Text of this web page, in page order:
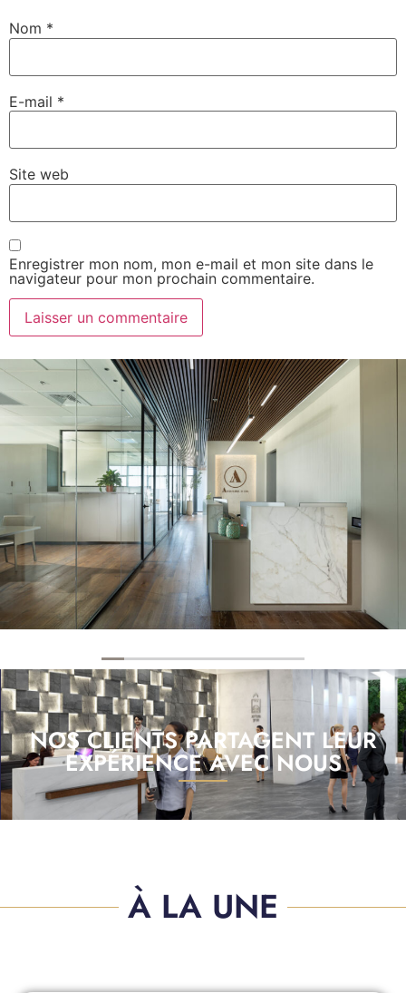
Nom *
E-mail *
Site web
Enregistrer mon nom, mon e-mail et mon site dans le
navigateur pour mon prochain commentaire.
NOS CLIENTS PARTAGENT LEUR
EXPÉRIENCE AVEC NOUS
À LA UNE